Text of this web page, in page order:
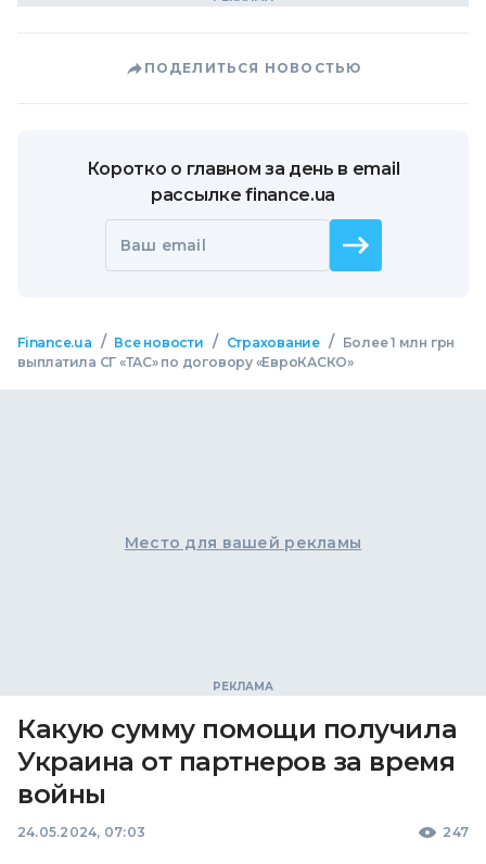
ПОДЕЛИТЬСЯ НОВОСТЬЮ
Коротко о главном за день в email
рассылке finance.ua
Ваш email
Finance.ua / Все новости / Страхование /
Более 1 млн грн
выплатила СГ «ТАС» по договору «ЕвроКАСКО»
Место для вашей рекламы
Какую сумму помощи получила
Украина от партнеров за время
войны
24.05.2024, 07:03 247